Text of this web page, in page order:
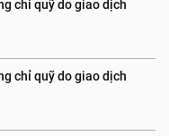
chỉ quỹ do giao dịch
chỉ quỹ do giao dịch